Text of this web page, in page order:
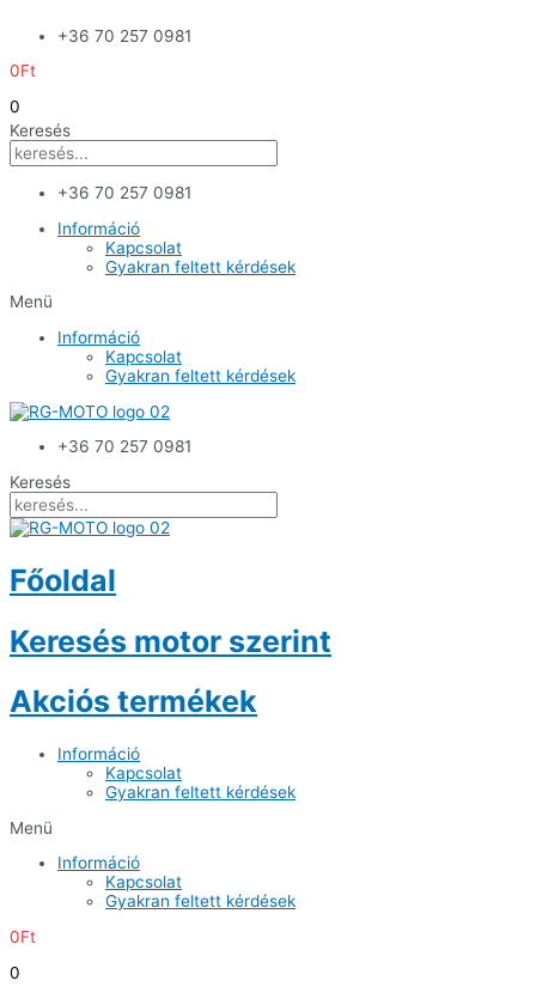
+36 70 257 0981
0Ft
0
Keresés
+36 70 257 0981
Információ
Kapcsolat
Gyakran feltett kérdések
Menü
Információ
Kapcsolat
Gyakran feltett kérdések
+36 70 257 0981
Keresés
Főoldal
Keresés motor szerint
Akciós termékek
Információ
Kapcsolat
Gyakran feltett kérdések
Menü
Információ
Kapcsolat
Gyakran feltett kérdések
0Ft
0